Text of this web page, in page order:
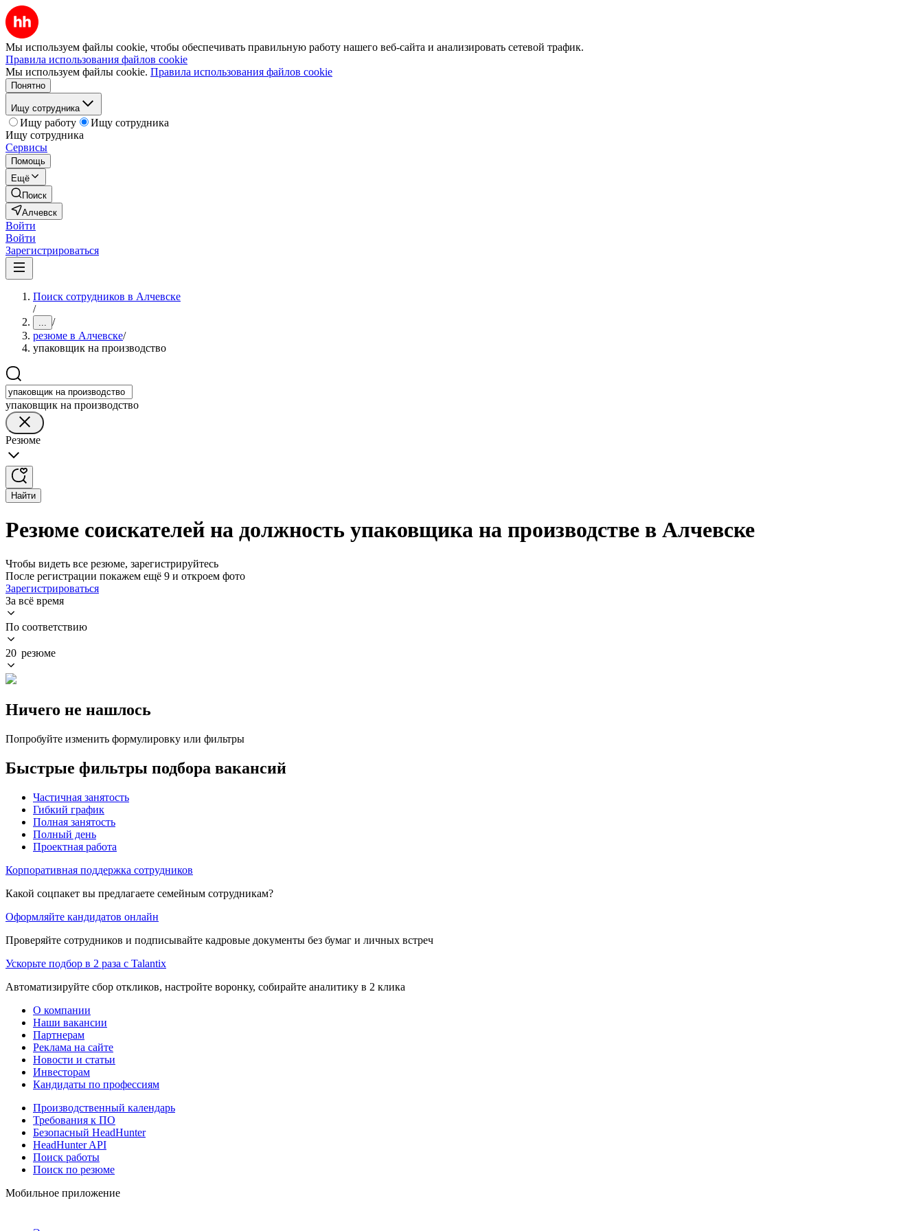
Мы используем файлы cookie, чтобы обеспечивать правильную работу нашего веб-сайта и анализировать сетевой трафик.
Правила использования файлов cookie
Мы используем файлы cookie. Правила использования файлов cookie
Понятно
Ищу сотрудника
Ищу работу
Ищу сотрудника
Ищу сотрудника
Сервисы
Помощь
Ещё
Поиск
Алчевск
Войти
Войти
Зарегистрироваться
Поиск сотрудников в Алчевске
/
... /
резюме в Алчевске/
упаковщик на производство
упаковщик на производство
Резюме
Найти
Резюме соискателей на должность упаковщика на производстве в Алчевске
Чтобы видеть все резюме, зарегистрируйтесь
После регистрации покажем ещё 9 и откроем фото
Зарегистрироваться
За всё время
По соответствию
20 резюме
Ничего не нашлось
Попробуйте изменить формулировку или фильтры
Быстрые фильтры подбора вакансий
Частичная занятость
Гибкий график
Полная занятость
Полный день
Проектная работа
Корпоративная поддержка сотрудников
Какой соцпакет вы предлагаете семейным сотрудникам?
Оформляйте кандидатов онлайн
Проверяйте сотрудников и подписывайте кадровые документы без бумаг и личных встреч
Ускорьте подбор в 2 раза с Talantix
Автоматизируйте сбор откликов, настройте воронку, собирайте аналитику в 2 клика
О компании
Наши вакансии
Партнерам
Реклама на сайте
Новости и статьи
Инвесторам
Кандидаты по профессиям
Производственный календарь
Требования к ПО
Безопасный HeadHunter
HeadHunter API
Поиск работы
Поиск по резюме
Мобильное приложение